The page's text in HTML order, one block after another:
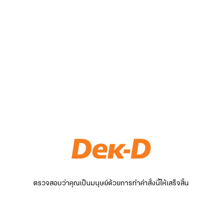
ตรวจสอบว่าคุณเป็นมนุษย์ด้วยการทำคำสั่งนี้ให้เสร็จสิ้น